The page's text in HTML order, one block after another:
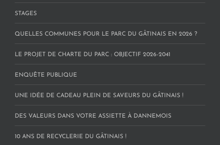
STAGES
QUELLES COMMUNES POUR LE PARC DU GÂTINAIS EN 2026 ?
LE PROJET DE CHARTE DU PARC : OBJECTIF 2026-2041
ENQUÊTE PUBLIQUE
UNE IDÉE DE CADEAU PLEIN DE SAVEURS DU GÂTINAIS !
DES VALEURS DANS VOTRE ASSIETTE À DANNEMOIS
10 ANS DE RECYCLERIE DU GÂTINAIS !